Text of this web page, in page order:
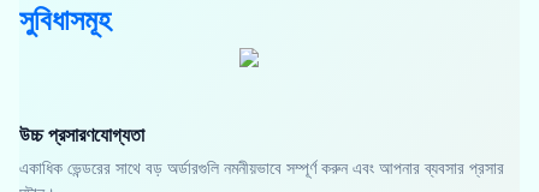
সুবিধাসমূহ
উচ্চ প্রসারণযোগ্যতা
একাধিক ভেন্ডরের সাথে বড় অর্ডারগুলি নমনীয়ভাবে সম্পূর্ণ করুন এবং আপনার ব্যবসার প্রসার